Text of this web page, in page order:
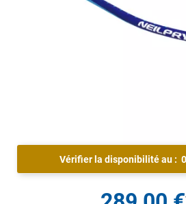
Vérifier la disponibilité au :